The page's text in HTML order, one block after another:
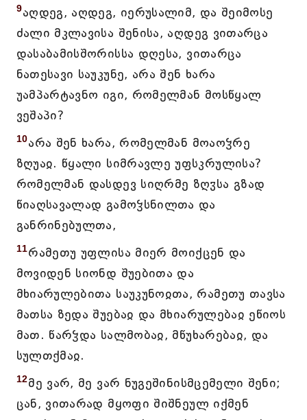
9აღდეგ, აღდეგ, იერუსალიმ, და შეიმოსე
ძალი მკლავისა შენისა, აღდეგ ვითარცა
დასაბამისშორისსა დღესა, ვითარცა
ნათესავი საუკუნე, არა შენ ხარა
უამპარტავნო იგი, რომელმან მოსწყალ
ვეშაპი?
10არა შენ ხარა, რომელმან მოაოჴრე
ზღუაჲ. წყალი სიმრავლე უფსკრულისა?
რომელმან დასდევ სიღრმე ზღჳსა გზად
წიაღსავალად გამოჴსნილთა და
განრინებულთა,
11რამეთუ უფლისა მიერ მოიქცენ და
მოვიდენ სიონდ შუებითა და
მხიარულებითა საუკუნოჲთა, რამეთუ თავსა
მათსა ზედა შუებაჲ და მხიარულებაჲ ეწიოს
მათ. წარჴდა სალმობაჲ, მწუხარებაჲ, და
სულთქმაჲ.
12მე ვარ, მე ვარ ნუგეშინისმცემელი შენი;
ცან, ვითარად მყოფი შიშნეულ იქმენ